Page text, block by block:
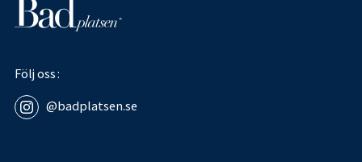
Följ oss
@badplatsen.se